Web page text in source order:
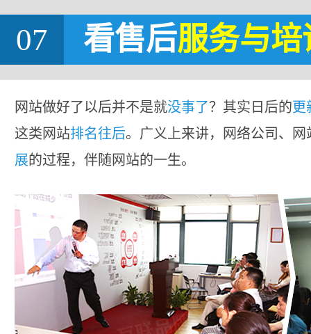
07 看售后服务与培
网站做好了以后并不是就没事了？其实日后的更
这类网站排名往后。广义上来讲，网络公司、
展的过程，伴随网站的一生。